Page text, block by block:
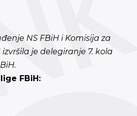
NS FBiH i Komisija za
je delegiranje 7. kola
FBiH: